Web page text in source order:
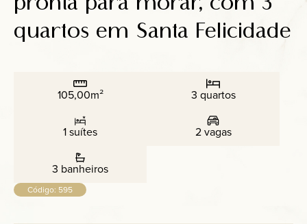
Anuncie
quartos em Santa Felicidade
105,00m² 3 quartos
1 suítes 2 vagas
3 banheiros
Código: 595